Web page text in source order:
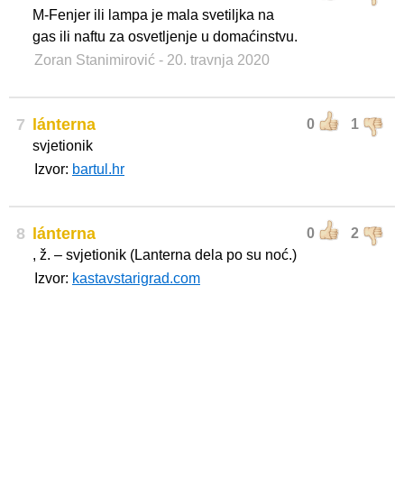
M-Fenjer ili lampa je mala svetiljka na
gas ili naftu za osvetljenje u domaćinstvu.
Zoran Stanimirović - 20. travnja 2020
7 0 1
lánterna
svjetionik
Izvor: bartul.hr
8 0 2
lánterna
, ž. – svjetionik (Lanterna dela po su noć.)
Izvor: kastavstarigrad.com